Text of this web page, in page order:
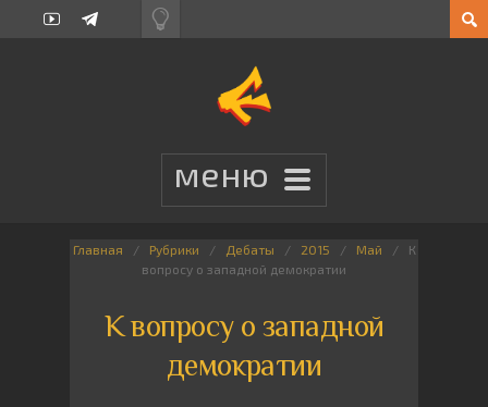
Главная Рубрики Дебаты 2015 Май
К
вопросу о западной демократии
К вопросу о западной
демократии